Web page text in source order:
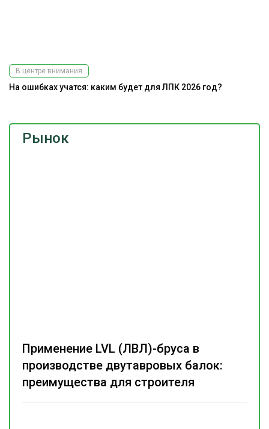
Рынок
Применение LVL (ЛВЛ)-бруса в
производстве двутавровых балок:
преимущества для строителя
В центре внимания
На ошибках учатся: каким будет для ЛПК 2026 год?